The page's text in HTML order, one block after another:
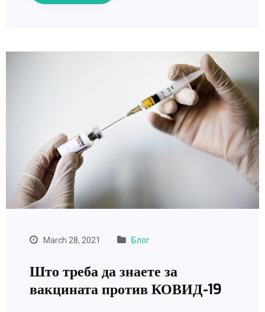
March 28, 2021 Блог
Што треба да знаете за
вакцината против КОВИД-19